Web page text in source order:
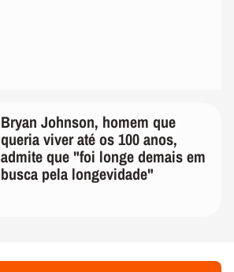
Bryan Johnson, homem que
queria viver até os 100 anos,
admite que "foi longe demais em
busca pela longevidade"